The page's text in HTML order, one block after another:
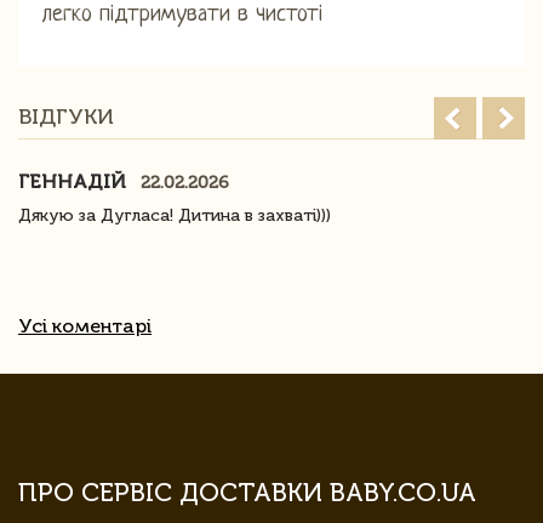
легко підтримувати в чистоті
ВІДГУКИ
ГЕННАДІЙ
22.02.2026
Дякую за Дугласа! Дитина в захваті)))
Усі коментарі
ПРО СЕРВІС ДОСТАВКИ BABY.CO.UA